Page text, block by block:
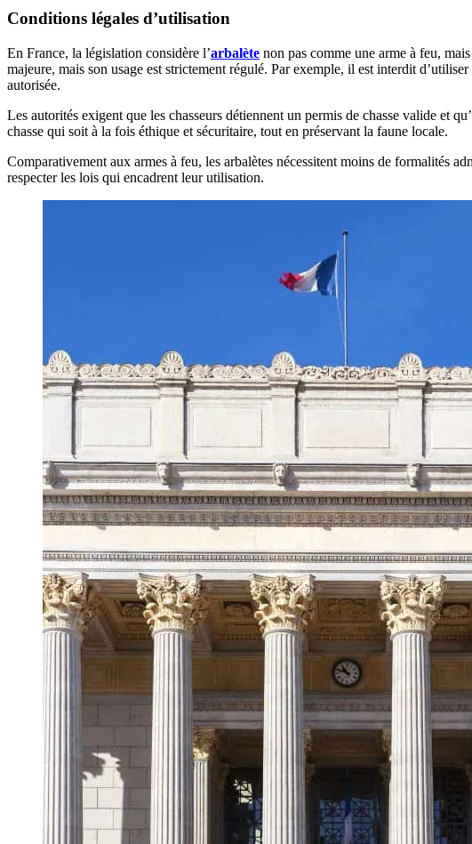
Conditions légales d’utilisation
En France, la législation considère l’arbalète non pas comme une arme à feu,
majeure, mais son usage est strictement régulé. Par exemple, il est interdit
autorisée.
Les autorités exigent que les chasseurs détiennent un permis de chasse valide et
chasse qui soit à la fois éthique et sécuritaire, tout en préservant la faune locale.
Comparativement aux armes à feu, les arbalètes nécessitent moins de formalités
respecter les lois qui encadrent leur utilisation.